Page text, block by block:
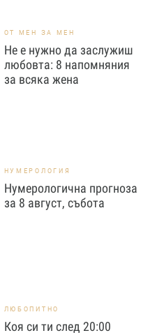
ОТ МЕН ЗА МЕН
Не е нужно да заслужиш
любовта: 8 напомняния
за всяка жена
НУМЕРОЛОГИЯ
Нумерологична прогноза
за 8 август, събота
ЛЮБОПИТНО
Коя си ти след 20:00